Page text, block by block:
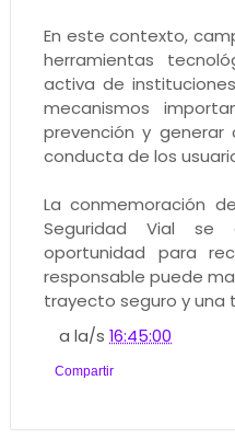
En este contexto,
herramientas
activa de
mecanismos
prevención y generar
conducta de los
La conmemoración
Seguridad Vial
oportunidad para
responsable puede
trayecto seguro y una
a la/s16:45:00
Compartir